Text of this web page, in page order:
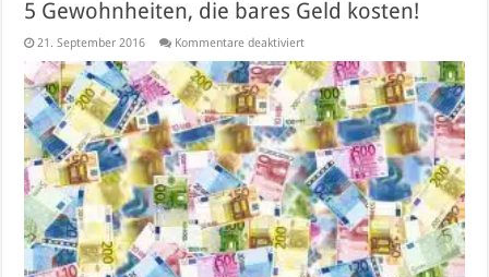
5 Gewohnheiten, die bares Geld kosten!
21. September 2016 Kommentare deaktiviertfür
Gewohnheiten,
die
bares
Geld
kosten!